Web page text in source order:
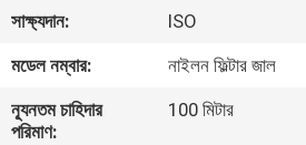
কারখানা
ভ্রমণ
সাক্ষ্যদান:
ISO
মডেল নম্বার:
নাইলন ফিল্টার জাল
ন্যূনতম চাহিদার
পরিমাণ:
100 মিটার